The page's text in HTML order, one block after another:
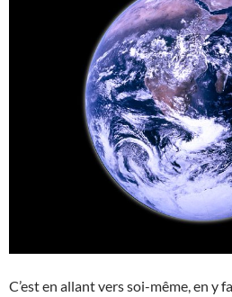
C’est en allant vers soi-même, en y